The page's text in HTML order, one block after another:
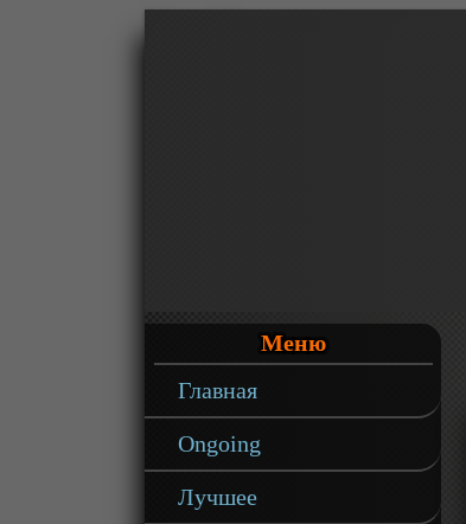
Меню
Главная
Ongoing
Лучшее